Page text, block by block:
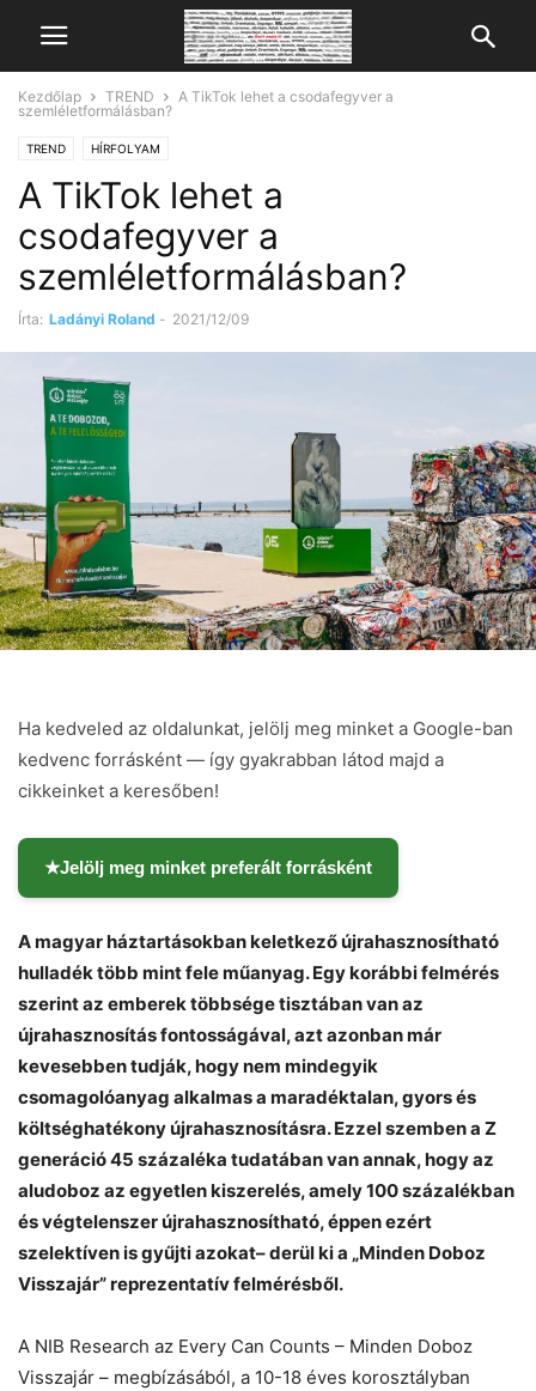
Kezdőlap TREND
A TikTok lehet a csodafegyver a
szemléletformálásban?
TREND HÍRFOLYAM
A TikTok lehet a
csodafegyver a
szemléletformálásban?
Írta: Ladányi Roland - 2021/12/09
Ha kedveled az oldalunkat, jelölj meg minket a Google-ban
kedvenc forrásként — így gyakrabban látod majd a
cikkeinket a keresőben!
★Jelölj meg minket preferált forrásként
A magyar háztartásokban keletkező újrahasznosítható
hulladék több mint fele műanyag. Egy korábbi felmérés
szerint az emberek többsége tisztában van az
újrahasznosítás fontosságával, azt azonban már
kevesebben tudják, hogy nem mindegyik
csomagolóanyag alkalmas a maradéktalan, gyors és
költséghatékony újrahasznosításra. Ezzel szemben a Z
generáció 45 százaléka tudatában van annak, hogy az
aludoboz az egyetlen kiszerelés, amely 100 százalékban
és végtelenszer újrahasznosítható, éppen ezért
szelektíven is gyűjti azokat– derül ki a „Minden Doboz
Visszajár” reprezentatív felmérésből.
A NIB Research az Every Can Counts – Minden Doboz
Visszajár – megbízásából, a 10-18 éves korosztályban